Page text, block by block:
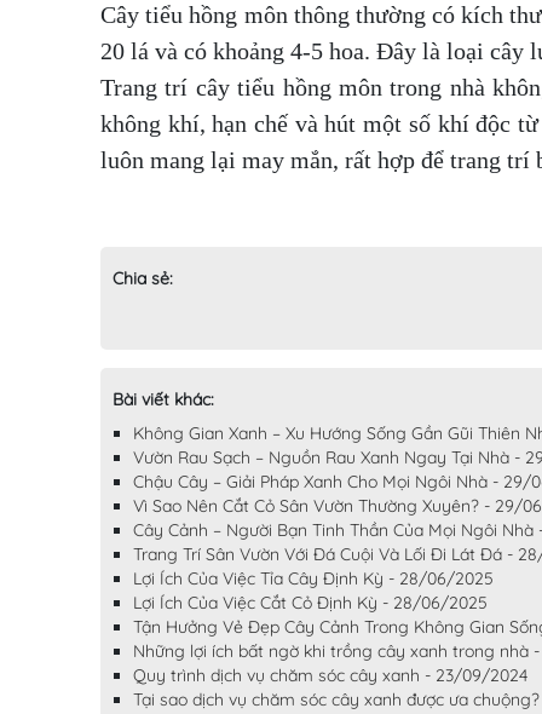
Cây tiểu hồng môn thông thường có kích
20 lá và có khoảng 4-5 hoa. Đây là loại cây
Trang trí cây tiểu hồng môn trong nhà
không khí, hạn chế và hút một số khí độc
luôn mang lại may mắn, rất hợp để trang trí
Chia sẻ:
Bài viết khác:
Không Gian Xanh – Xu Hướng Sống Gần Gũi Thiên
Vườn Rau Sạch – Nguồn Rau Xanh Ngay Tại Nhà -
Chậu Cây – Giải Pháp Xanh Cho Mọi Ngôi Nhà - 29/
Vì Sao Nên Cắt Cỏ Sân Vườn Thường Xuyên? - 29/
Cây Cảnh – Người Bạn Tinh Thần Của Mọi Ngôi
Trang Trí Sân Vườn Với Đá Cuội Và Lối Đi Lát Đá -
Lợi Ích Của Việc Tỉa Cây Định Kỳ - 28/06/2025
Lợi Ích Của Việc Cắt Cỏ Định Kỳ - 28/06/2025
Tận Hưởng Vẻ Đẹp Cây Cảnh Trong Không Gian
Những lợi ích bất ngờ khi trồng cây xanh trong nhà
Quy trình dịch vụ chăm sóc cây xanh - 23/09/2024
Tại sao dịch vụ chăm sóc cây xanh được ưa